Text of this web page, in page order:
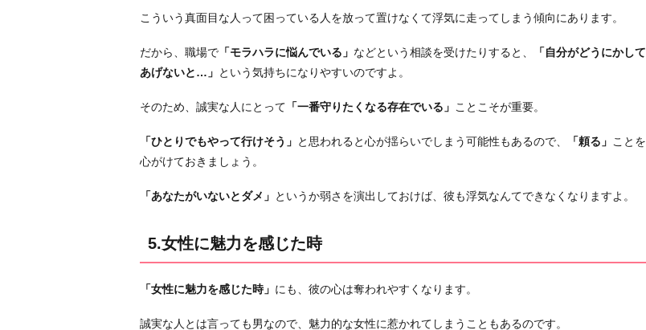
こういう真面目な人って困っている人を放って置けなくて浮気に走ってしまう傾向にあります。
だから、職場で 「モラハラに悩んでいる」 などという相談を受けたりすると、
「自分がどうにかして
あげないと…」 という気持ちになりやすいのですよ。
そのため、誠実な人にとって 「一番守りたくなる存在でいる」 ことこそが重要。
「ひとりでもやって行けそう」 と思われると心が揺らいでしまう可能性もあるので、 「頼る」 ことを
心がけておきましょう。
「あなたがいないとダメ」 というか弱さを演出しておけば、彼も浮気なんてできなくなりますよ。
5.女性に魅力を感じた時
「女性に魅力を感じた時」 にも、彼の心は奪われやすくなります。
誠実な人とは言っても男なので、魅力的な女性に惹かれてしまうこともあるのです。